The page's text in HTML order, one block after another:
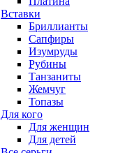
Вставки
Бриллианты
Сапфиры
Изумруды
Рубины
Танзаниты
Жемчуг
Топазы
Для кого
Для женщин
Для детей